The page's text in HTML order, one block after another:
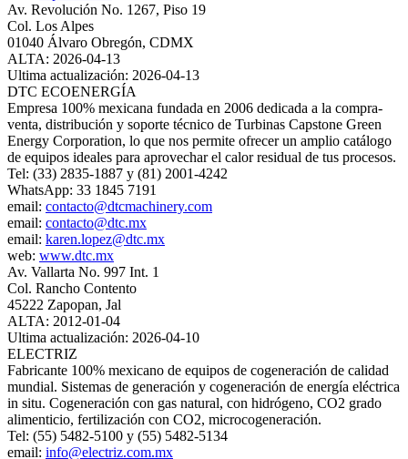
Av. Revolución No. 1267, Piso 19
Col. Los Alpes
01040 Álvaro Obregón, CDMX
ALTA: 2026-04-13
Ultima actualización: 2026-04-13
DTC ECOENERGÍA
Empresa 100% mexicana fundada en 2006 dedicada a la compra-
venta, distribución y soporte técnico de Turbinas Capstone Green
Energy Corporation, lo que nos permite ofrecer un amplio catálogo
de equipos ideales para aprovechar el calor residual de tus procesos.
Tel: (33) 2835-1887 y (81) 2001-4242
WhatsApp: 33 1845 7191
email: contacto@dtcmachinery.com
email: contacto@dtc.mx
email: karen.lopez@dtc.mx
web: www.dtc.mx
Av. Vallarta No. 997 Int. 1
Col. Rancho Contento
45222 Zapopan, Jal
ALTA: 2012-01-04
Ultima actualización: 2026-04-10
ELECTRIZ
Fabricante 100% mexicano de equipos de cogeneración de calidad
mundial. Sistemas de generación y cogeneración de energía eléctrica
in situ. Cogeneración con gas natural, con hidrógeno, CO2 grado
alimenticio, fertilización con CO2, microcogeneración.
Tel: (55) 5482-5100 y (55) 5482-5134
email: info@electriz.com.mx